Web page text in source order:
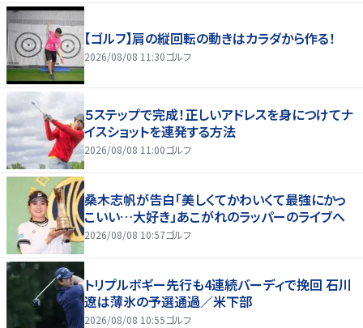
【ゴルフ】肩の縦回転の動きはカラダから作る！
2026/08/08 11:30ゴルフ
５ステップで完成！正しいアドレスを身につけてナ
イスショットを連発する方法
2026/08/08 11:00ゴルフ
桑木志帆が告白「美しくてかわいくて最強にかっ
こいい…大好き」あこがれのラッパーのライブへ
2026/08/08 10:57ゴルフ
トリプルボギー先行も4連続バーディで挽回 石川
遼は薄氷の予選通過／米下部
2026/08/08 10:55ゴルフ